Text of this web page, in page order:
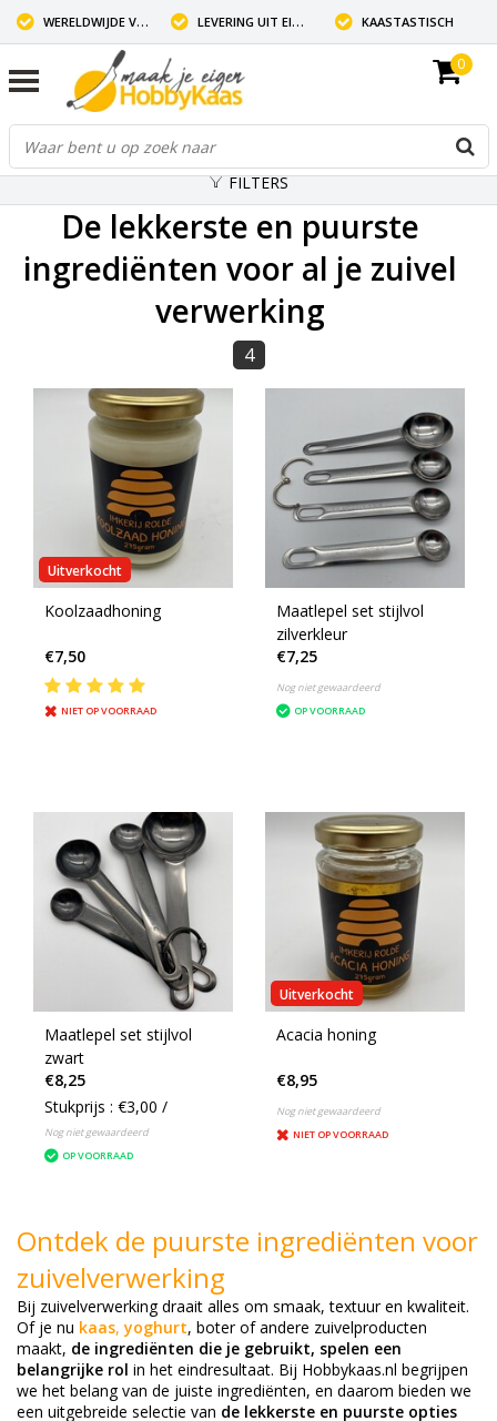
WERELDWIJDE VERZENDING LEVERING UIT EIGEN VOORRAAD KAASTASTISCH
0
FILTERS
De lekkerste en puurste
ingrediënten voor al je zuivel
verwerking
4
Uitverkocht
Koolzaadhoning
€7,50
NIET OP VOORRAAD
Maatlepel set stijlvol
zilverkleur
€7,25
Nog niet gewaardeerd
OP VOORRAAD
Maatlepel set stijlvol
zwart
€8,25
Stukprijs : €3,00 /
Nog niet gewaardeerd
OP VOORRAAD
Uitverkocht
Acacia honing
€8,95
Nog niet gewaardeerd
NIET OP VOORRAAD
Ontdek de puurste ingrediënten voor
zuivelverwerking
Bij zuivelverwerking draait alles om smaak, textuur en kwaliteit.
Of je nu kaas,yoghurt, boter of andere zuivelproducten
maakt, de ingrediënten die je gebruikt, spelen een
belangrijke rol in het eindresultaat. Bij Hobbykaas.nl begrijpen
we het belang van de juiste ingrediënten, en daarom bieden we
een uitgebreide selectie van de lekkerste en puurste opties